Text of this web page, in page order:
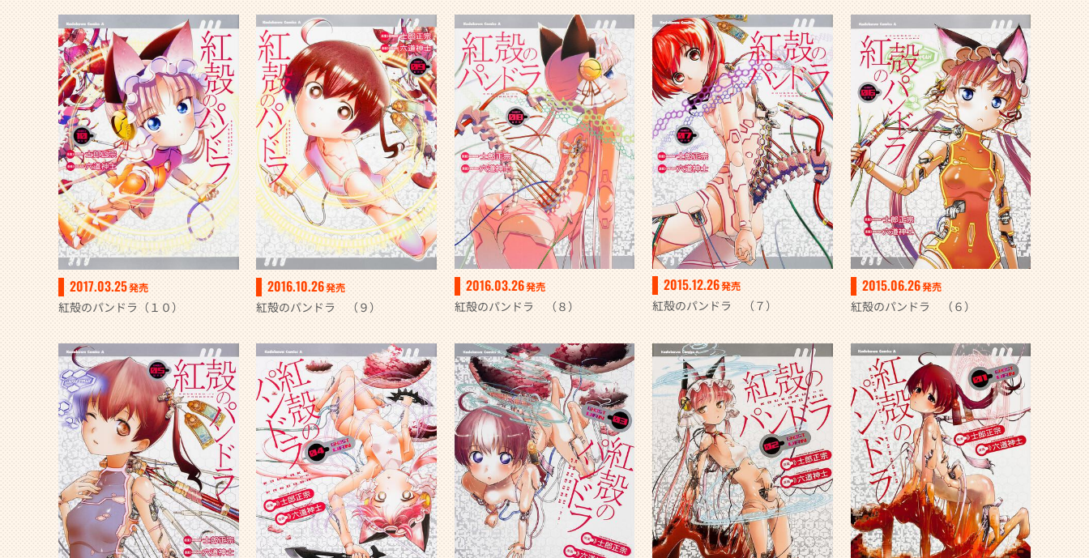
2017.03.25発売
紅殻のパンドラ（１０）
2016.10.26発売
紅殻のパンドラ （９）
2016.03.26発売
紅殻のパンドラ （８）
2015.12.26発売
紅殻のパンドラ （７）
2015.06.26発売
紅殻のパンドラ （６）